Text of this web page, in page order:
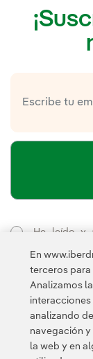
He leído y
Newsletter
Esta página
Política de
En
terceros para
Analizamos
analizando
navegación
la web y en